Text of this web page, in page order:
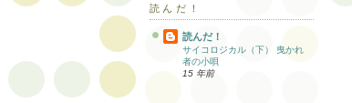
読んだ！
読んだ！
サイコロジカル（下） 曳かれ
者の小唄
15 年前